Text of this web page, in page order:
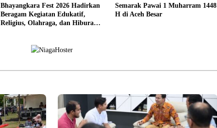
Bhayangkara Fest 2026 Hadirkan
Beragam Kegiatan Edukatif,
Religius, Olahraga, dan Hiburan
Semarak Pawai 1 Muharram 1448
H di Aceh Besar